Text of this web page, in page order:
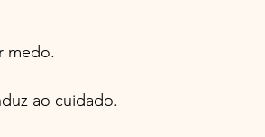
medo.
ao cuidado.